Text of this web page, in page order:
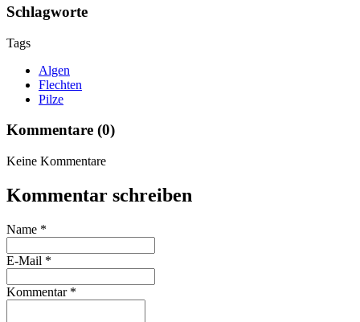
Schlagworte
Tags
Algen
Flechten
Pilze
Kommentare (0)
Keine Kommentare
Kommentar schreiben
Name *
E-Mail *
Kommentar *